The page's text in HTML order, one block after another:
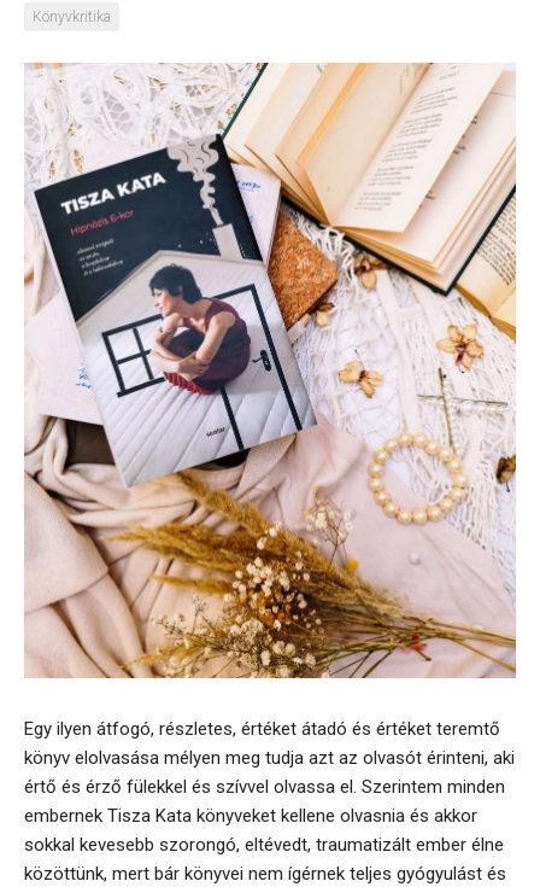
Könyvkritika
Egy ilyen átfogó, részletes, értéket átadó és értéket teremtő
könyv elolvasása mélyen meg tudja azt az olvasót érinteni, aki
értő és érző fülekkel és szívvel olvassa el. Szerintem minden
embernek Tisza Kata könyveket kellene olvasnia és akkor
sokkal kevesebb szorongó, eltévedt, traumatizált ember élne
közöttünk, mert bár könyvei nem ígérnek teljes gyógyulást és